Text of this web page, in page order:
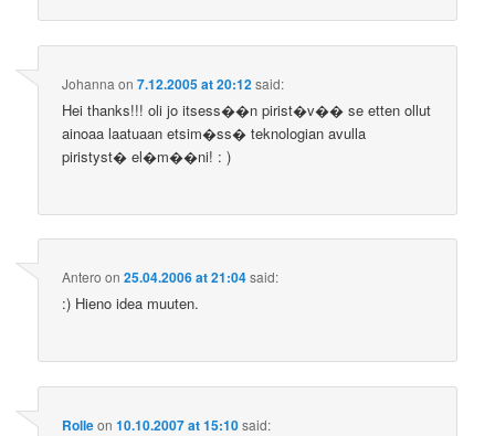
Johanna on7.12.2005 at 20:12said:
Hei thanks!!! oli jo itsess��n pirist�v�� se etten ollut
ainoaa laatuaan etsim�ss� teknologian avulla
piristyst� el�m��ni! : )
Antero on25.04.2006 at 21:04said:
:) Hieno idea muuten.
Rolleon10.10.2007 at 15:10said: